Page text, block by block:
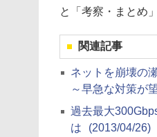
と「考察・まとめ
関連記事
ネットを崩壊の
～早急な対策が
過去最大
は
(2013/04/26)